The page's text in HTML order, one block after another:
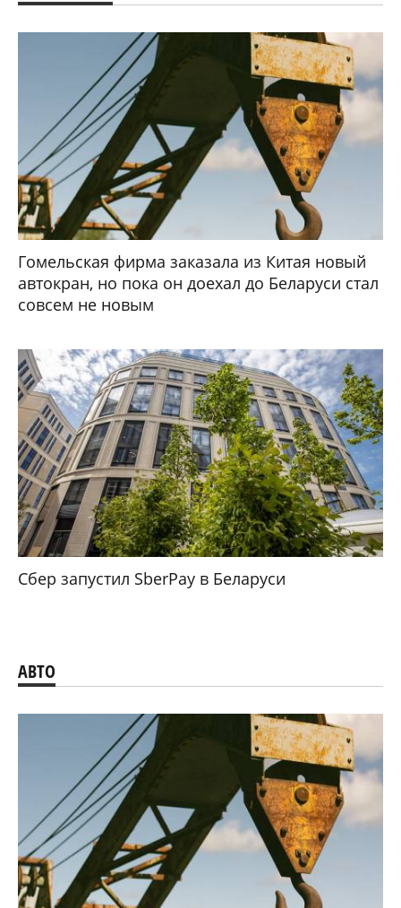
Гомельская фирма заказала из Китая новый
автокран, но пока он доехал до Беларуси стал
совсем не новым
Сбер запустил SberPay в Беларуси
АВТО